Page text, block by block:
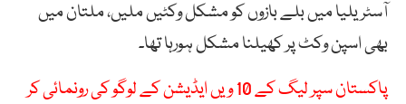
آسٹریلیا میں بلے بازوں کو مشکل وکٹیں ملیں، ملتان میں
بھی اسپن وکٹ پر کھیلنا مشکل ہورہا تھا۔
پاکستان سپر لیگ کے 10 ویں ایڈیشن کے لوگو کی رونمائی کر